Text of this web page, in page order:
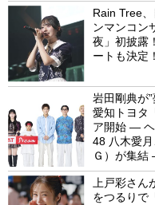
Rain Tree
ンマンコン
夜」初披露
ートも決定！
岩田剛典が
愛知トヨタ
ア開始 ― ヘ
48 八木愛
Ｇ）が集結
上戸彩さん
をつるりで